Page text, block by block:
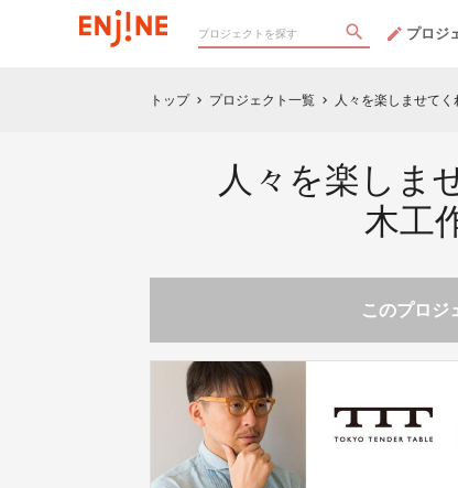
プロジ
トップ chevron_right プロジェクト一覧 chevron_right 人々を楽しませて
人々を楽しま
木工
このプロジ